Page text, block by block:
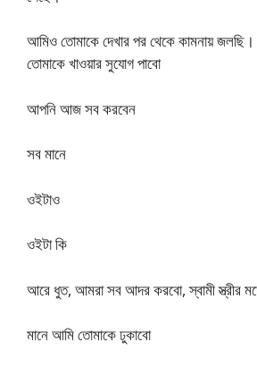
আমিও তোমাকে দেখার পর থেকে কামনায়
তোমাকে খাওয়ার সুযোগ পাবো
আপনি আজ সব করবেন
সব মানে
ওইটাও
ওইটা কি
আরে ধুত, আমরা সব আদর করবো, স্বামী স্ত্রীর
মানে আমি তোমাকে ঢুকাবো